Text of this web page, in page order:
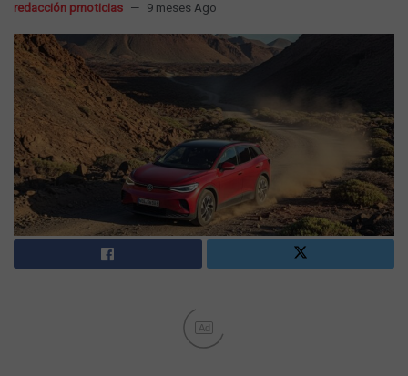
redacción prnoticias 9 meses Ago
Ad